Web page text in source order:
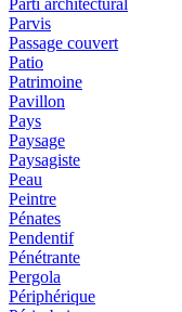
Parti architectural
Parvis
Passage couvert
Patio
Patrimoine
Pavillon
Pays
Paysage
Paysagiste
Peau
Peintre
Pénates
Pendentif
Pénétrante
Pergola
Périphérique